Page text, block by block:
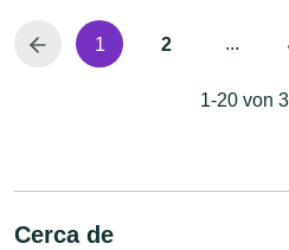
1 2 ...
1-20 von
Cerca de